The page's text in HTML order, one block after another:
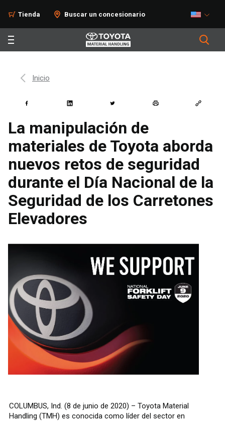
Tienda Buscar un concesionario
Inicio
La manipulación de
materiales de Toyota aborda
nuevos retos de seguridad
durante el Día Nacional de la
Seguridad de los Carretones
Elevadores
COLUMBUS, Ind. (8 de junio de 2020) – Toyota Material
Handling (TMH) es conocida como líder del sector en